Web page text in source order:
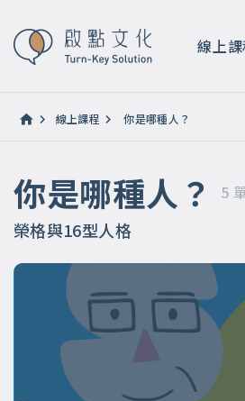
線上課
5 單元 31 小節，共
線上課程 你是哪種人？
你是哪種人？ 5
榮格與16型人格